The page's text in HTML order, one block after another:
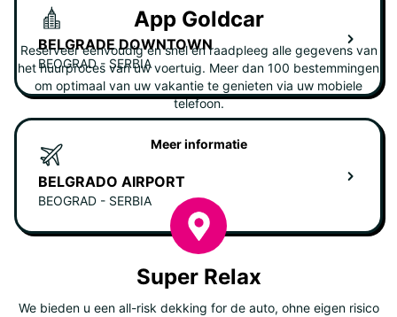
BELGRADE DOWNTOWN
BEOGRAD - SERBIA
BELGRADO AIRPORT
BEOGRAD - SERBIA
App Goldcar
Reserveer eenvoudig en snel en raadpleeg alle gegevens van
het huurproces van uw voertuig. Meer dan 100 bestemmingen
om optimaal van uw vakantie te genieten via uw mobiele
telefoon.
Meer informatie
Super Relax
We bieden u een all-risk dekking for de auto, ohne eigen risico